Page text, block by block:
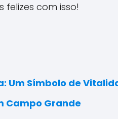
com isso!
Um Símbolo de
Campo Grande